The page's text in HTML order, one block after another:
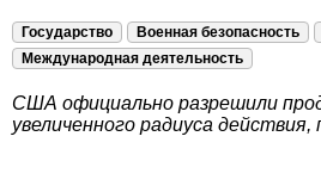
Государство Военная безопасность
Международная деятельность
США официально разрешили
увеличенного радиуса